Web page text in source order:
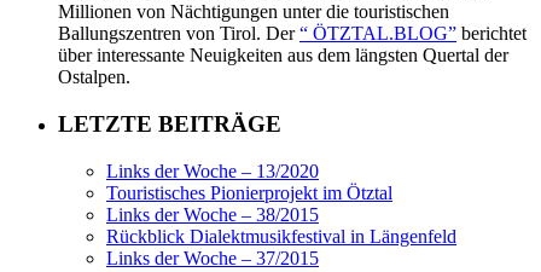
Millionen von Nächtigungen unter die touristischen
Ballungszentren von Tirol. Der“ ÖTZTAL.BLOG” berichtet
über interessante Neuigkeiten aus dem längsten Quertal der
Ostalpen.
LETZTE BEITRÄGE
Links der Woche – 13/2020
Touristisches Pionierprojekt im Ötztal
Links der Woche – 38/2015
Rückblick Dialektmusikfestival in Längenfeld
Links der Woche – 37/2015